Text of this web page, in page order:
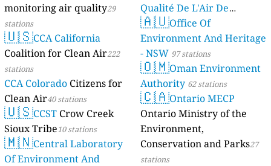
monitoring air quality29
stations
🇺🇸CCA California
Coalition for Clean Air222
stations
CCA Colorado Citizens for
Clean Air40 stations
🇺🇸CCST Crow Creek
Sioux Tribe10 stations
🇲🇳Central Laboratory
Of Environment And
Qualité De L'Air De
Mayotte 4 stations
🇦🇺Office Of
Environment And Heritage
- NSW 97 stations
🇴🇲Oman Environment
Authority 62 stations
🇨🇦Ontario MECP
Ontario Ministry of the
Environment,
Conservation and Parks27
stations